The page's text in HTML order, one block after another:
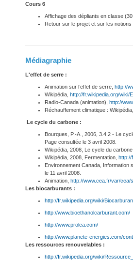
Cours 6
Affichage des dépliants en classe (30
Retour sur le projet et sur les
Médiagraphie
L'effet de serre :
Animation sur l’effet de serre, http://
Wikipédia, http://fr.wikipedia.org/wiki/
Radio-Canada (animation), http://
Réchauffement climatique :
Le cycle du carbone :
Bourques, P.-A., 2006, 3.4.2 - Le
Page consultée le 3 avril 2008.
Wikipédia, 2008, Le cycle du
Wikipédia, 2008, Fermentation, http://
Environnement Canada,
le 11 avril 2008.
Animation, http://www.cea.fr/var/cea/
Les biocarburants :
http://fr.wikipedia.org/wiki/
http://www.bioethanolcarburant.com/
http://www.prolea.com/
http://www.planete-energies.com/
Les ressources renouvelables :
http://fr.wikipedia.org/wiki/